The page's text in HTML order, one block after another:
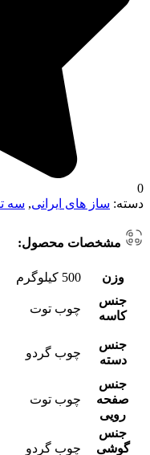
0
دسته: ساز های ایرانی, سه
مشخصات محصول:
وزن
500 کیلوگرم
جنس
کاسه
چوب توت
جنس
دسته
چوب گردو
جنس
صفحه
رویی
چوب توت
جنس
گوشی
چوب گردو